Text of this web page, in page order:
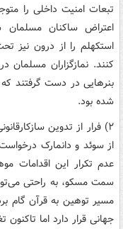
تبعات امنیت داخلی را
اعتراض ساکنان
استکهلم را از درون نیز
کنند. نمازگزاران
بنرهایی در دست گرفتند
شده بود.
۲)‌ فرار از تدوین
از سوئد و دانمارک درخواست
عدم تکرار این اقدامات
سمت مسکو، به راحتی
مسیر توهین به قرآن گام
جهانی قرار دارد اما